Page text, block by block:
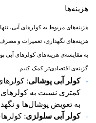
هزینه‌ها
هزینه‌های مربوط به کولرهای آبی،
هزینه‌های نگهداری، تعمیرات و
به مقایسه‌ی هزینه‌های کولرهای آبی
گزینه‌ی اقتصادی‌تر کمک کنیم.
کولر آبی پوشالی:
کمتری نسبت به کولرهای
به تعویض پوشال‌ها و
کولر آبی سلولزی: